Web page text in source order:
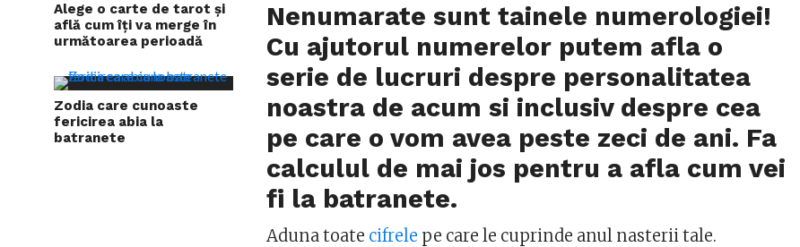
Alege o carte de tarot și
află cum îți va merge în
următoarea perioadă
Zodia care cunoaste
fericirea abia la
batranete
Nenumarate sunt tainele numerologiei!
Cu ajutorul numerelor putem afla o
serie de lucruri despre personalitatea
noastra de acum si inclusiv despre cea
pe care o vom avea peste zeci de ani. Fa
calculul de mai jos pentru a afla cum vei
fi la batranete.
Aduna toate cifrele pe care le cuprinde anul nasterii tale.